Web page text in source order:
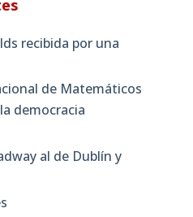
recibida por una
de Matemáticos
democracia
al de Dublín y